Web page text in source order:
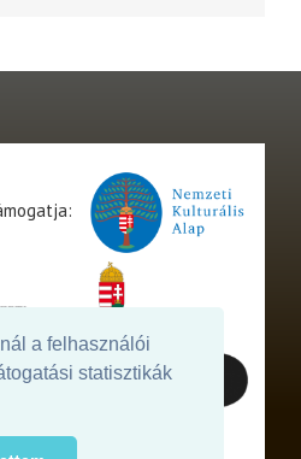
a felhasználói
statisztikák